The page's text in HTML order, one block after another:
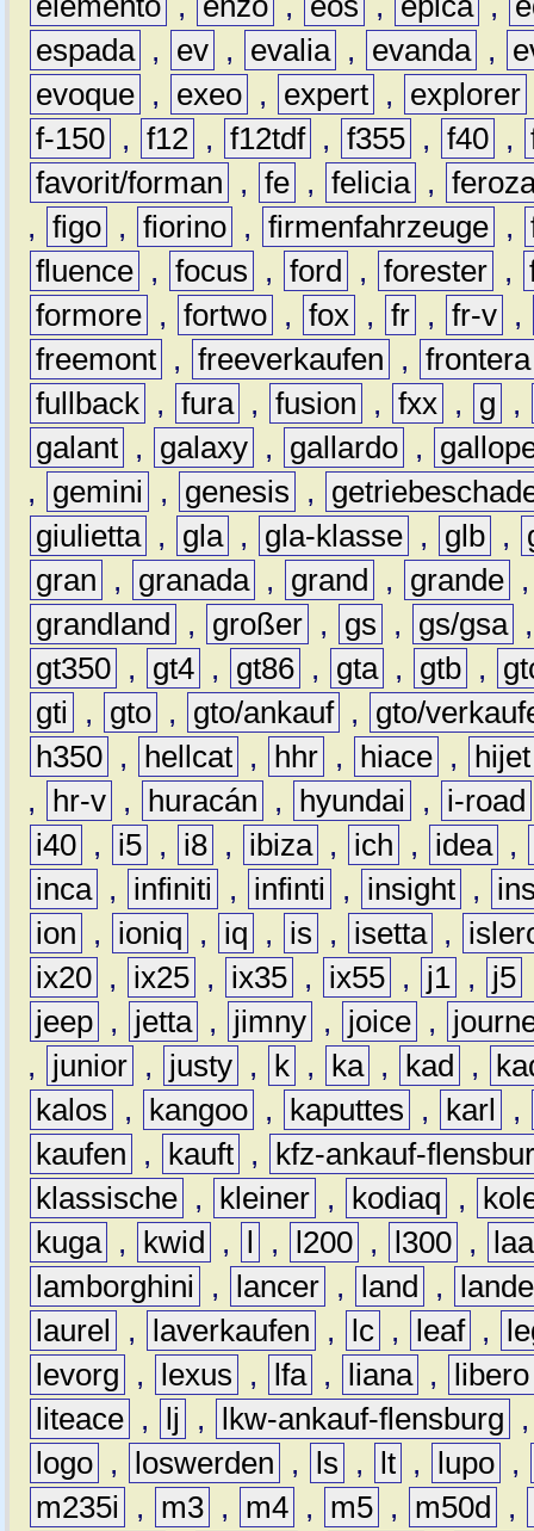
espada , ev , evalia , evanda ,
evoque , exeo , expert , explorer
f-150 , f12 , f12tdf , f355 , f40 ,
favorit/forman
, fe , felicia ,
, figo , fiorino , firmenfahrzeuge ,
fluence , focus , ford , forester ,
formore , fortwo , fox , fr , fr-v ,
freemont , freeverkaufen , frontera
fullback , fura , fusion , fxx , g
,
galant , galaxy , gallardo ,
,
gemini , genesis ,
giulietta , gla , gla-klasse , glb ,
gran
, granada , grand , grande
grandland
, großer , gs , gs/gsa
gt350 , gt4 , gt86 , gta , gtb ,
gti
, gto , gto/ankauf ,
gto/
h350 , hellcat , hhr , hiace ,
hijet
,
hr-v , huracán , hyundai ,
i-road
i40 , i5 , i8 , ibiza , ich , idea ,
inca , infiniti , infinti , insight ,
ion
, ioniq , iq , is , isetta ,
ix20 , ix25 , ix35 , ix55 , j1 , j5
jeep , jetta , jimny , joice ,
,
junior , justy , k , ka , kad ,
kalos
, kangoo , kaputtes , karl
,
kaufen
, kauft ,
kfz-ankauf-
klassische , kleiner , kodiaq ,
kuga , kwid , l , l200 , l300 ,
lamborghini
, lancer , land ,
laurel
, laverkaufen , lc , leaf ,
levorg
, lexus , lfa , liana ,
libero
liteace , lj , lkw-ankauf-flensburg
logo , loswerden , ls , lt , lupo ,
m235i
, m3 , m4 , m5 , m50d ,